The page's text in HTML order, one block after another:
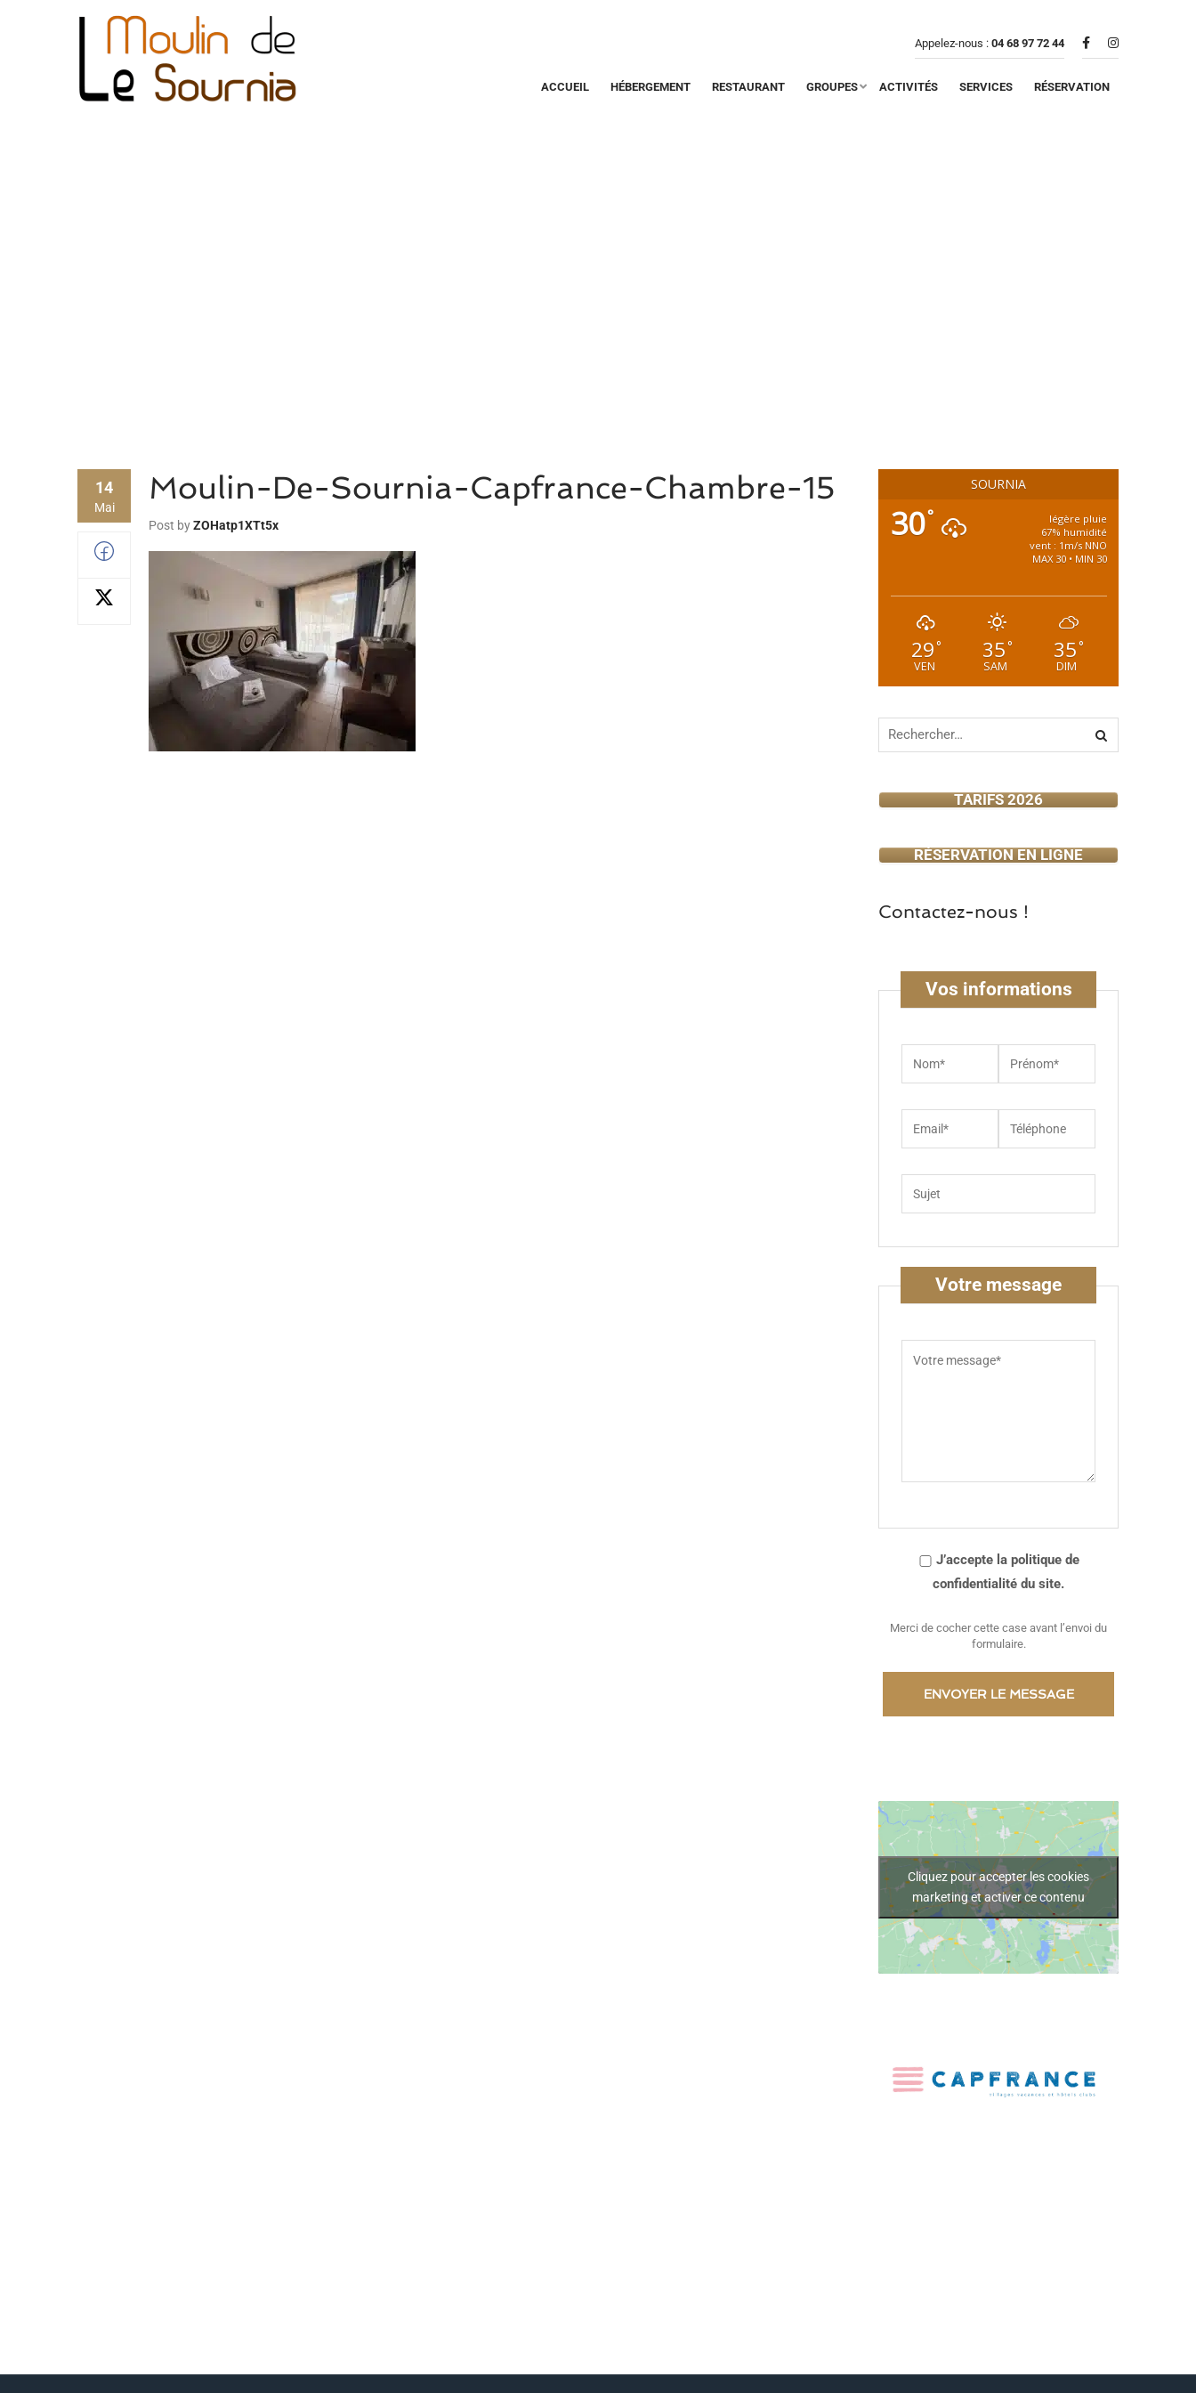
Appelez-nous : 04 68 97 72 44
ACCUEIL HÉBERGEMENT RESTAURANT GROUPES ACTIVITÉS SERVICES RÉSERVATION
14
Mai
Moulin-De-Sournia-Capfrance-Chambre-15
Post byZOHatp1XTt5x
SOURNIA
30°
légère pluie
67% humidité
vent : 1m/s NNO
MAX 30 • MIN 30
29°
VEN
35°
SAM
35°
DIM
TARIFS 2026
RÉSERVATION EN LIGNE
Contactez-nous !
Vos informations
Votre message
J’accepte la politique de
confidentialité du site.
Merci de cocher cette case avant l’envoi du
formulaire.
Cliquez pour accepter les cookies
marketing et activer ce contenu